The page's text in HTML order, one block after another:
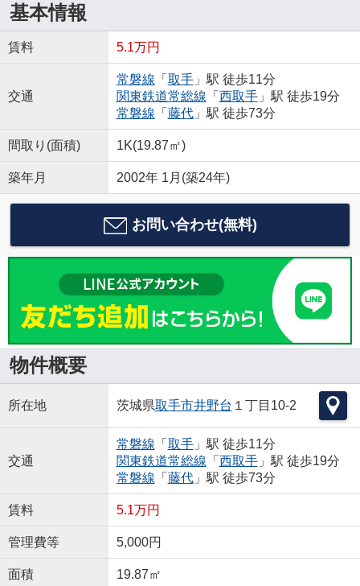
基本情報
賃料 5.1万円
交通
常磐線 「 取手」駅 徒歩11分
関東鉄道常総線 「 西取手」駅 徒歩19分
常磐線 「 藤代」駅 徒歩73分
間取り(面積) 1K(19.87㎡)
築年月 2002年 1月(築24年)
お問い合わせ(無料)
物件概要
所在地 茨城県取手市井野台 １丁目10-2
交通
常磐線 「 取手」駅 徒歩11分
関東鉄道常総線 「 西取手」駅 徒歩19分
常磐線 「 藤代」駅 徒歩73分
賃料 5.1万円
管理費等 5,000円
面積 19.87㎡